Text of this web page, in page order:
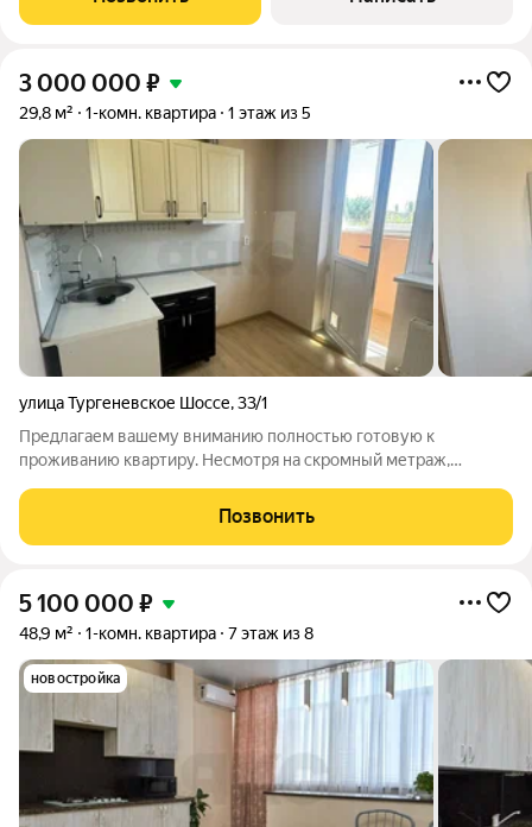
ожиданий. 1-комнатная
3 000 000 ₽
29,8 м² 1-комн. квартира 1 этаж из 5
улица Тургеневское Шоссе,33/1
Предлагаем вашему вниманию полностью готовую к
проживанию квартиру. Несмотря на скромный метраж,
стильно. Жилая комната: просторная и светлая. Идеальный
прямоугольный метраж позволяет легко
Позвонить
5 100 000 ₽
48,9 м² 1-комн. квартира 7 этаж из 8
новостройка